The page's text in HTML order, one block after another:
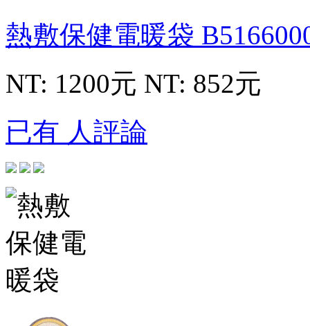
熱敷保健電暖袋
NT: 1200元 NT: 852元
已有 人評論